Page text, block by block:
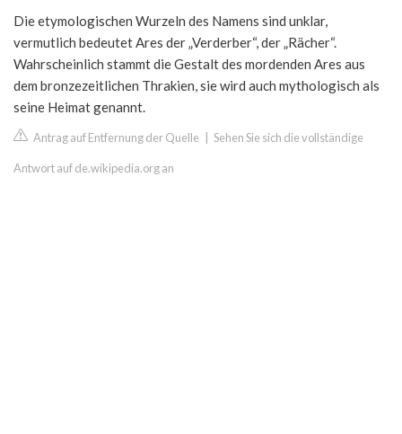
Die etymologischen Wurzeln des Namens sind unklar,
vermutlich bedeutet Ares der „Verderber“, der „Rächer“.
Wahrscheinlich stammt die Gestalt des mordenden Ares aus
dem bronzezeitlichen Thrakien, sie wird auch mythologisch als
seine Heimat genannt.
Antrag auf Entfernung der Quelle Sehen Sie sich die vollständige
Antwort auf de.wikipedia.org an